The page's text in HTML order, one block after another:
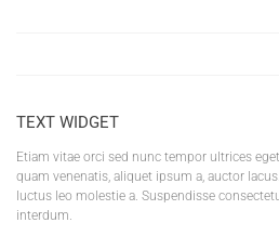
TEXT WIDGET
Etiam vitae orci sed nunc tempor ultrices
quam venenatis, aliquet ipsum a, auctor
luctus leo molestie a. Suspendisse
interdum.